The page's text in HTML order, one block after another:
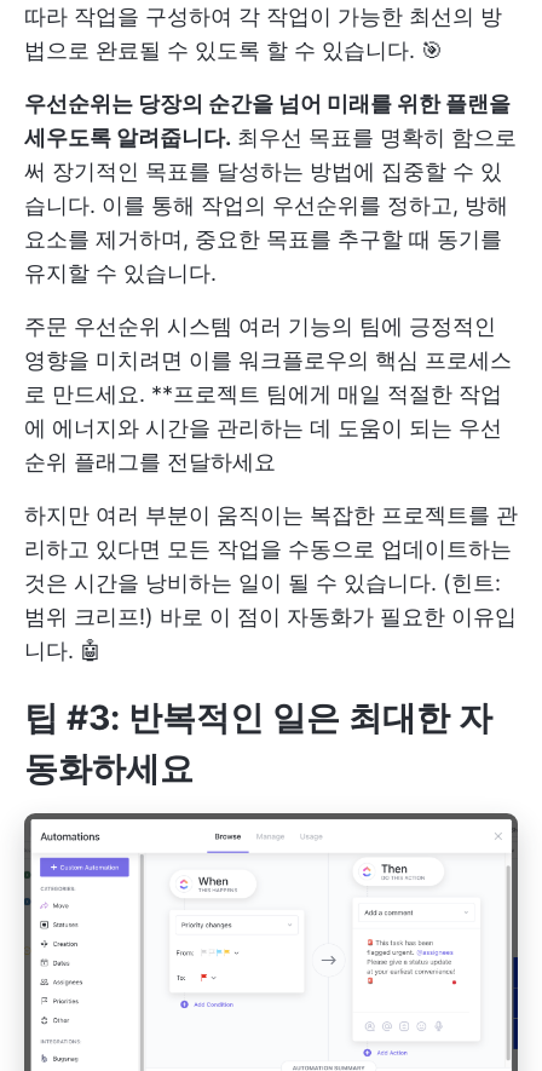
따라 작업을 구성하여 각 작업이 가능한 최선의 방
법으로 완료될 수 있도록 할 수 있습니다. 🎯
우선순위는 당장의 순간을 넘어 미래를 위한 플랜을
세우도록 알려줍니다. 최우선 목표를 명확히 함으로
써 장기적인 목표를 달성하는 방법에 집중할 수 있
습니다. 이를 통해 작업의 우선순위를 정하고, 방해
요소를 제거하며, 중요한 목표를 추구할 때 동기를
유지할 수 있습니다.
주문 우선순위 시스템 여러 기능의 팀에 긍정적인
영향을 미치려면 이를 워크플로우의 핵심 프로세스
로 만드세요. **프로젝트 팀에게 매일 적절한 작업
에 에너지와 시간을 관리하는 데 도움이 되는 우선
순위 플래그를 전달하세요
하지만 여러 부분이 움직이는 복잡한 프로젝트를 관
리하고 있다면 모든 작업을 수동으로 업데이트하는
것은 시간을 낭비하는 일이 될 수 있습니다. (힌트:
범위 크리프!) 바로 이 점이 자동화가 필요한 이유입
니다. 🤖
팁 #3: 반복적인 일은 최대한 자
동화하세요